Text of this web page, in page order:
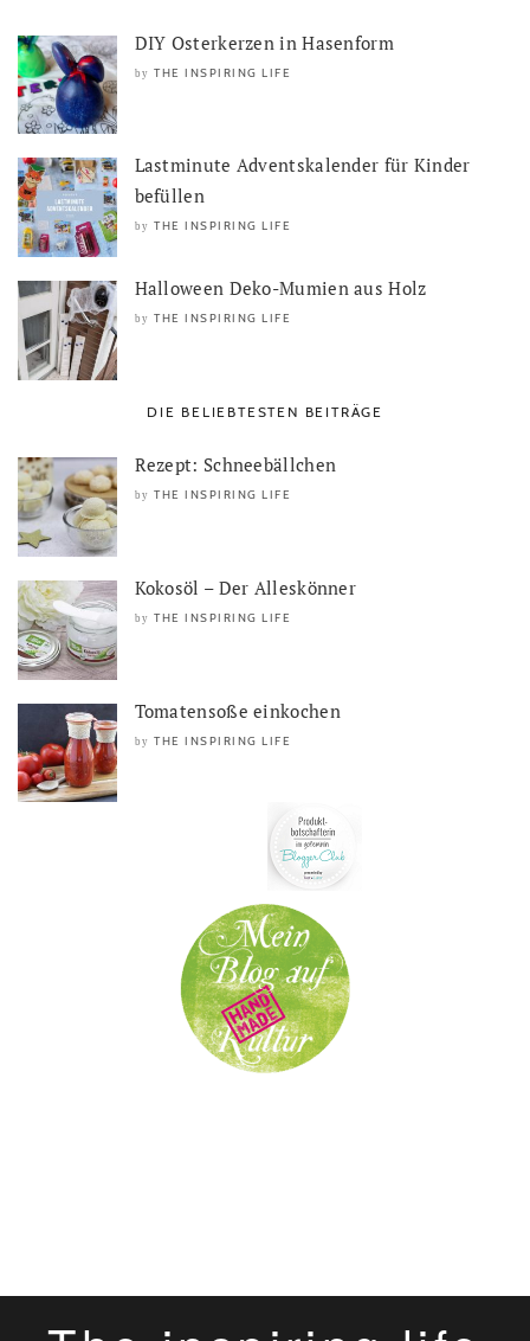
DIY Osterkerzen in Hasenform
by THE INSPIRING LIFE
Lastminute Adventskalender für Kinder
befüllen
by THE INSPIRING LIFE
Halloween Deko-Mumien aus Holz
by THE INSPIRING LIFE
DIE BELIEBTESTEN BEITRÄGE
Rezept: Schneebällchen
by THE INSPIRING LIFE
Kokosöl – Der Alleskönner
by THE INSPIRING LIFE
Tomatensoße einkochen
by THE INSPIRING LIFE